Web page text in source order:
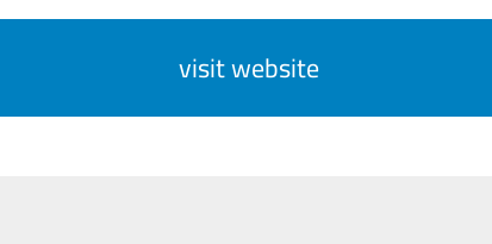
visit website